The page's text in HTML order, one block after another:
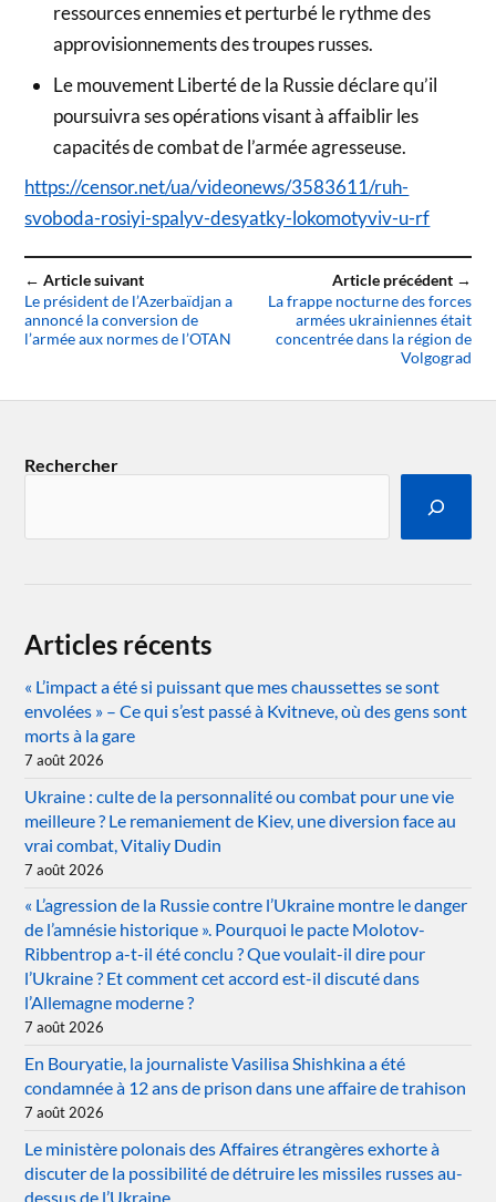
ressources ennemies et perturbé le rythme des
approvisionnements des troupes russes.
Le mouvement Liberté de la Russie déclare qu’il
poursuivra ses opérations visant à affaiblir les
capacités de combat de l’armée agresseuse.
https://censor.net/ua/videonews/3583611/ruh-
svoboda-rosiyi-spalyv-desyatky-lokomotyviv-u-rf
← Article suivant
Le président de l’Azerbaïdjan a
annoncé la conversion de
l’armée aux normes de l’OTAN
Article précédent →
La frappe nocturne des forces
armées ukrainiennes était
concentrée dans la région de
Volgograd
Rechercher
Articles récents
« L’impact a été si puissant que mes chaussettes se sont
envolées » – Ce qui s’est passé à Kvitneve, où des gens sont
morts à la gare
7 août 2026
Ukraine : culte de la personnalité ou combat pour une vie
meilleure ? Le remaniement de Kiev, une diversion face au
vrai combat, Vitaliy Dudin
7 août 2026
« L’agression de la Russie contre l’Ukraine montre le danger
de l’amnésie historique ». Pourquoi le pacte Molotov-
Ribbentrop a-t-il été conclu ? Que voulait-il dire pour
l’Ukraine ? Et comment cet accord est-il discuté dans
l’Allemagne moderne ?
7 août 2026
En Bouryatie, la journaliste Vasilisa Shishkina a été
condamnée à 12 ans de prison dans une affaire de trahison
7 août 2026
Le ministère polonais des Affaires étrangères exhorte à
discuter de la possibilité de détruire les missiles russes au-
dessus de l’Ukraine